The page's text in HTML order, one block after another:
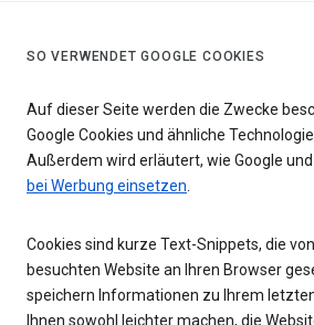
SO VERWENDET GOOGLE COOKIES
Auf dieser Seite werden die Zwecke
Google Cookies und ähnliche
Außerdem wird erläutert, wie Google
bei Werbung einsetzen.
Cookies sind kurze Text-Snippets, die
besuchten Website an Ihren Browser
speichern Informationen zu Ihrem
Ihnen sowohl leichter machen, die